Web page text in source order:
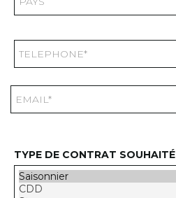
TYPE DE CONTRAT SOUHAITÉ